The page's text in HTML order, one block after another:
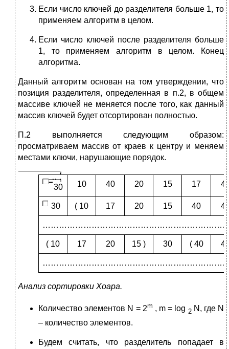
Если число ключей до разделителя больше 1, то
применяем алгоритм в целом.
Если число ключей после разделителя больше
1, то применяем алгоритм в целом. Конец
алгоритма.
Данный алгоритм основан на том утверждении, что
позиция разделителя, определенная в п.2, в общем
массиве ключей не меняется после того, как данный
массив ключей будет отсортирован полностью.
П.2 выполняется следующим образом:
просматриваем массив от краев к центру и меняем
местами ключи, нарушающие порядок.
30 10 40 20 15 17
30 ( 10 17 20 15 40
( 10 17 20 15 ) 30 ( 40
Анализ сортировки Хоара.
Количество элементов N = 2m , m = log 2N, где N
– количество элементов.
Будем считать, что разделитель попадает в